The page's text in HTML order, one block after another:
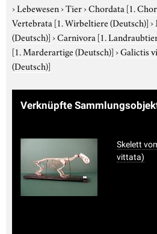
›Lebewesen›Tier›Chordata [1.
Vertebrata [1. Wirbeltiere (Deutsch)]›
(Deutsch)]›Carnivora [1.
[1. Marderartige (Deutsch)]›Galictis
(Deutsch)]
Verknüpfte
Skelett
vittata)